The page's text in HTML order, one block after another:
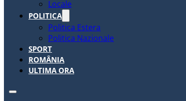
Locale
POLITICA
Politica Estera
Politica Nazionale
SPORT
ROMÂNIA
ULTIMA ORA